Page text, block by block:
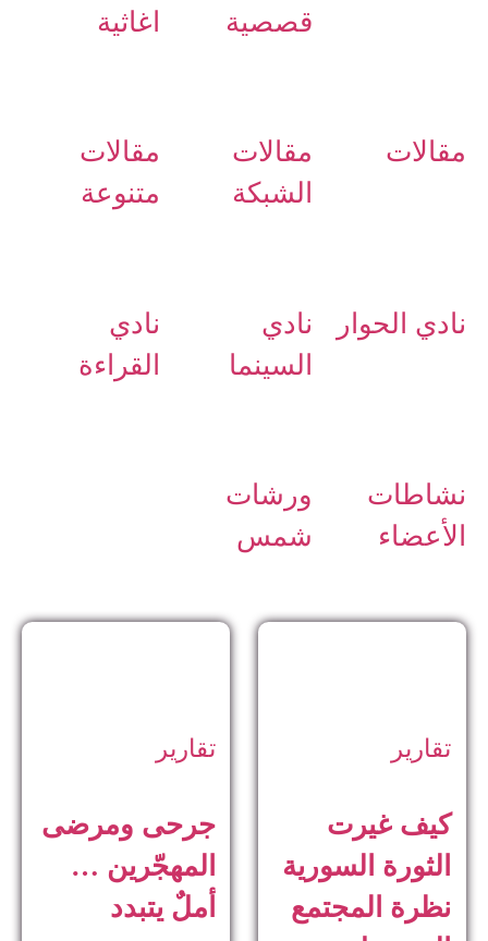
قصصية اغاثية
مقالات
مقالات
الشبكة
مقالات
متنوعة
نادي الحوار
نادي
السينما
نادي
القراءة
نشاطات
الأعضاء
ورشات
شمس
تقارير
كيف غيرت
الثورة السورية
نظرة المجتمع
تقارير
جرحى ومرضى
المهجّرين …
أملٌ يتبدد